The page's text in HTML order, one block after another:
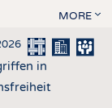
MORE
in